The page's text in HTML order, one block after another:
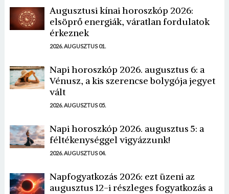
Augusztusi kínai horoszkóp 2026:
elsöprő energiák, váratlan fordulatok
érkeznek
2026. AUGUSZTUS 01.
Napi horoszkóp 2026. augusztus 6: a
Vénusz, a kis szerencse bolygója jegyet
vált
2026. AUGUSZTUS 05.
Napi horoszkóp 2026. augusztus 5: a
féltékenységgel vigyázzunk!
2026. AUGUSZTUS 04.
Napfogyatkozás 2026: ezt üzeni az
augusztus 12-i részleges fogyatkozás a